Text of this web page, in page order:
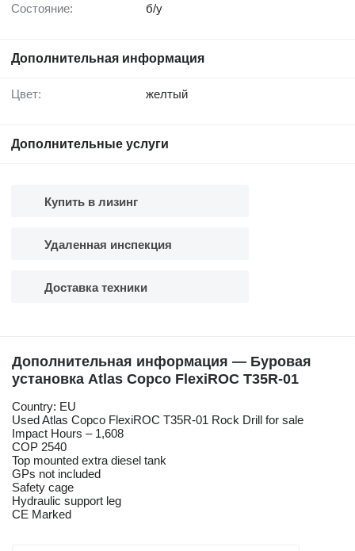
Состояние: б/у
Дополнительная информация
Цвет: желтый
Дополнительные услуги
Купить в лизинг
Удаленная инспекция
Доставка техники
Дополнительная информация — Буровая
установка Atlas Copco FlexiROC T35R-01
Country: EU
Used Atlas Copco FlexiROC T35R-01 Rock Drill for sale
Impact Hours – 1,608
COP 2540
Top mounted extra diesel tank
GPs not included
Safety cage
Hydraulic support leg
CE Marked